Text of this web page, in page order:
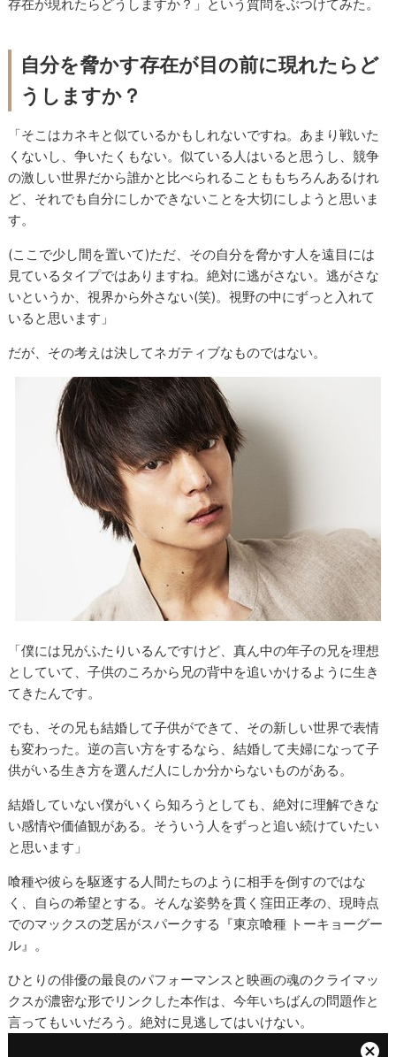
存在が現れたらどうしますか？」という質問をぶつけてみた。
自分を脅かす存在が目の前に現れたらど
うしますか？
「そこはカネキと似ているかもしれないですね。あまり戦いた
くないし、争いたくもない。似ている人はいると思うし、競争
の激しい世界だから誰かと比べられることももちろんあるけれ
ど、それでも自分にしかできないことを大切にしようと思いま
す。
(ここで少し間を置いて)ただ、その自分を脅かす人を遠目には
見ているタイプではありますね。絶対に逃がさない。逃がさな
いというか、視界から外さない(笑)。視野の中にずっと入れて
いると思います」
だが、その考えは決してネガティブなものではない。
「僕には兄がふたりいるんですけど、真ん中の年子の兄を理想
としていて、子供のころから兄の背中を追いかけるように生き
てきたんです。
でも、その兄も結婚して子供ができて、その新しい世界で表情
も変わった。逆の言い方をするなら、結婚して夫婦になって子
供がいる生き方を選んだ人にしか分からないものがある。
結婚していない僕がいくら知ろうとしても、絶対に理解できな
い感情や価値観がある。そういう人をずっと追い続けていたい
と思います」
喰種や彼らを駆逐する人間たちのように相手を倒すのではな
く、自らの希望とする。そんな姿勢を貫く窪田正孝の、現時点
でのマックスの芝居がスパークする『東京喰種 トーキョーグー
ル』。
ひとりの俳優の最良のパフォーマンスと映画の魂のクライマッ
クスが濃密な形でリンクした本作は、今年いちばんの問題作と
言ってもいいだろう。絶対に見逃してはいけない。